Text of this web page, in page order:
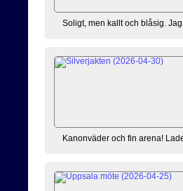
Soligt, men kallt och blåsig.
Kanonväder och fin arena!